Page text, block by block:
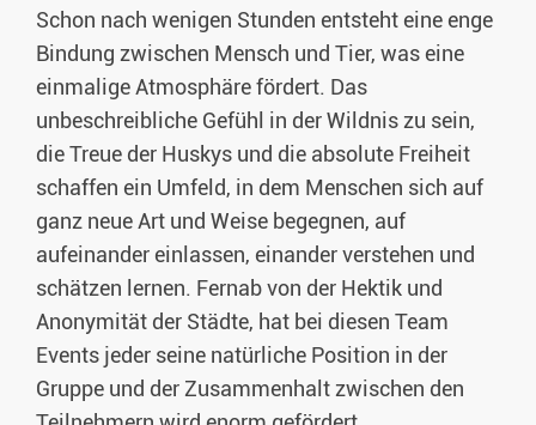
Schon nach wenigen Stunden entsteht eine enge
Bindung zwischen Mensch und Tier, was eine
einmalige Atmosphäre fördert. Das
unbeschreibliche Gefühl in der Wildnis zu sein,
die Treue der Huskys und die absolute Freiheit
schaffen ein Umfeld, in dem Menschen sich auf
ganz neue Art und Weise begegnen, auf
aufeinander einlassen, einander verstehen und
schätzen lernen. Fernab von der Hektik und
Anonymität der Städte, hat bei diesen Team
Events jeder seine natürliche Position in der
Gruppe und der Zusammenhalt zwischen den